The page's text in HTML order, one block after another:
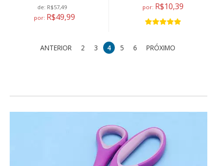
de: R$57,49
por: R$49,99
por: R$10,39
ANTERIOR 2 3 4 5 6 PRÓXIMO